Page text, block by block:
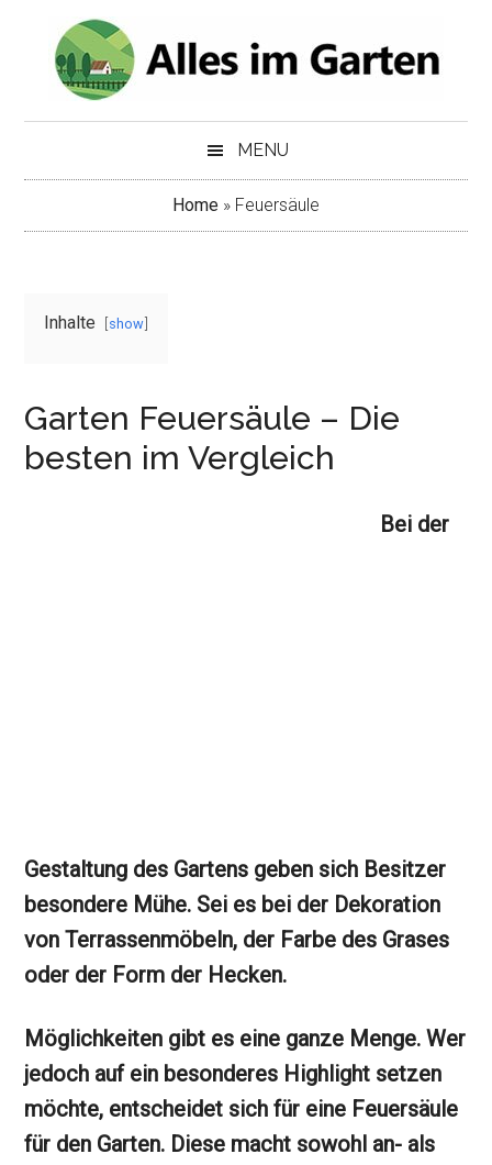
content
secondary
menu
MENU
Home » Feuersäule
Inhalte show
Garten Feuersäule – Die
besten im Vergleich
Bei der
Gestaltung des Gartens geben sich Besitzer
besondere Mühe. Sei es bei der Dekoration
von Terrassenmöbeln, der Farbe des Grases
oder der Form der Hecken.
Möglichkeiten gibt es eine ganze Menge. Wer
jedoch auf ein besonderes Highlight setzen
möchte, entscheidet sich für eine Feuersäule
für den Garten. Diese macht sowohl an- als